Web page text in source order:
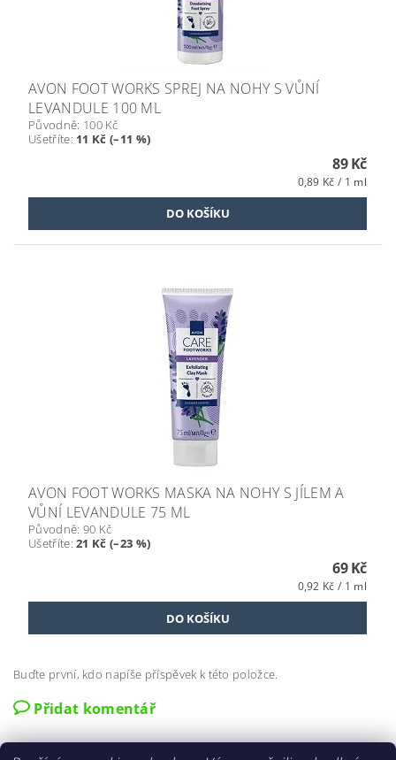
AVON FOOT WORKS SPREJ NA NOHY S VŮNÍ
LEVANDULE 100 ML
Původně: 100 Kč
Ušetříte: 11 Kč (–11 %)
89 Kč
0,89 Kč / 1 ml
AVON FOOT WORKS MASKA NA NOHY S JÍLEM A
VŮNÍ LEVANDULE 75 ML
Původně: 90 Kč
Ušetříte:21 Kč (–23 %)
69 Kč
0,92 Kč / 1 ml
Buďte první, kdo napíše příspěvek k této položce.
Přidat komentář